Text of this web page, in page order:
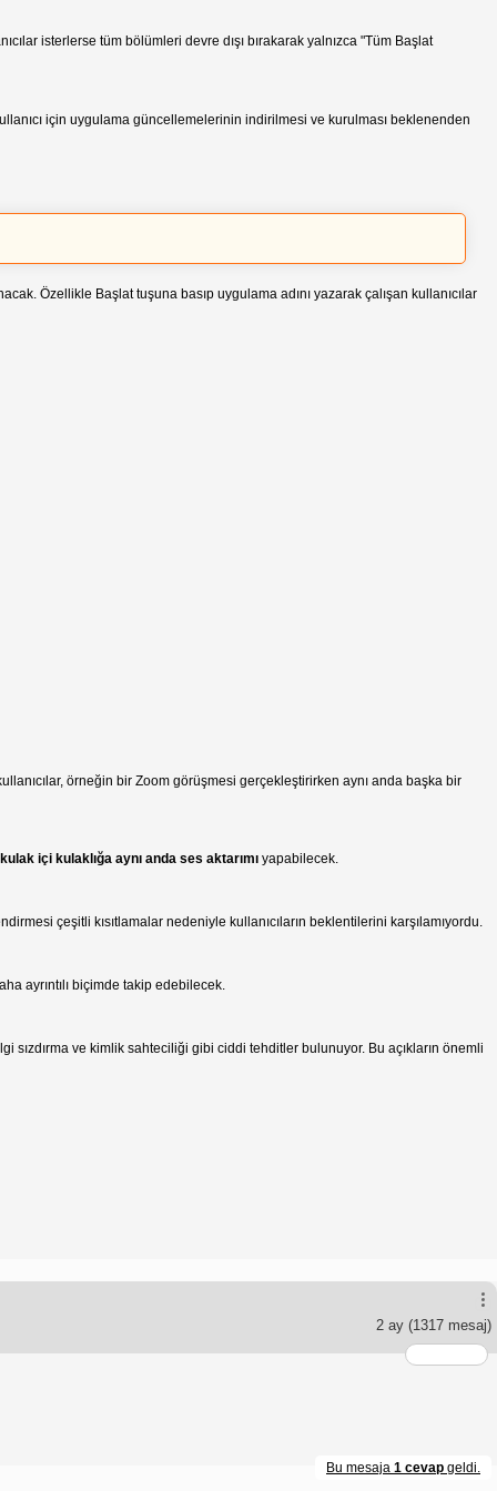
isterlerse tüm bölümleri devre dışı bırakarak yalnızca "Tüm Başlat
için uygulama güncellemelerinin indirilmesi ve kurulması beklenenden
Özellikle Başlat tuşuna basıp uygulama adını yazarak çalışan kullanıcılar
örneğin bir Zoom görüşmesi gerçekleştirirken aynı anda başka bir
içi kulaklığa aynı anda ses aktarımı yapabilecek.
çeşitli kısıtlamalar nedeniyle kullanıcıların beklentilerini karşılamıyordu.
ayrıntılı biçimde takip edebilecek.
sızdırma ve kimlik sahteciliği gibi ciddi tehditler bulunuyor. Bu açıkların önemli
2 ay (1317 mesaj)
Bu mesaja 1 cevap geldi.